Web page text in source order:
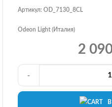
Артикул: OD_7130_8CL
Odeon Light (Италия)
2
-